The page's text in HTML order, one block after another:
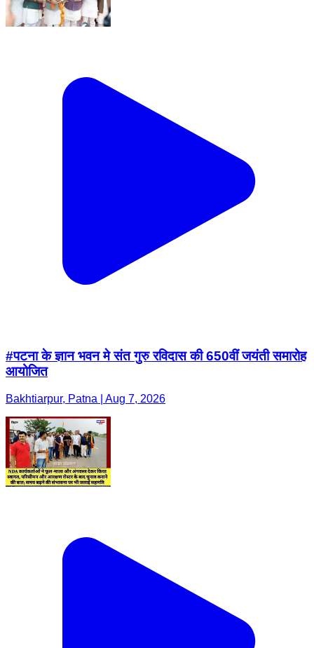
#पटना के ज्ञान भवन मे संत गुरु रविदास की 650वीं जयंती समारोह
आयोजित
Bakhtiarpur, Patna | Aug 7, 2026